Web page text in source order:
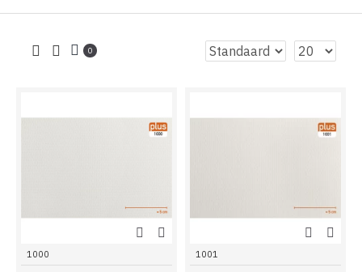
0
1000 1001